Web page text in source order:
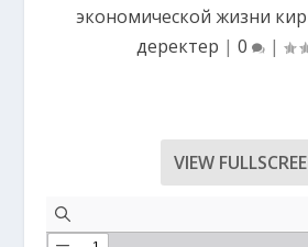
экономической жизни
деректер | 0 |
VIEW